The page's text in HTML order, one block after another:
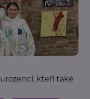
kteří také